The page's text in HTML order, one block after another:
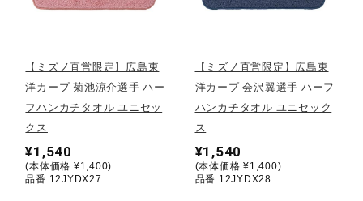
サポーター
健康／エクササイズ
【ミズノ直営限定】広島東
洋カープ 菊池涼介選手 ハー
フハンカチタオル ユニセッ
クス
¥1,540
(本体価格 ¥1,400)
品番 12JYDX27
【ミズノ直営限定】広島東
洋カープ 会沢翼選手 ハーフ
ハンカチタオル ユニセック
ス
¥1,540
(本体価格 ¥1,400)
品番 12JYDX28